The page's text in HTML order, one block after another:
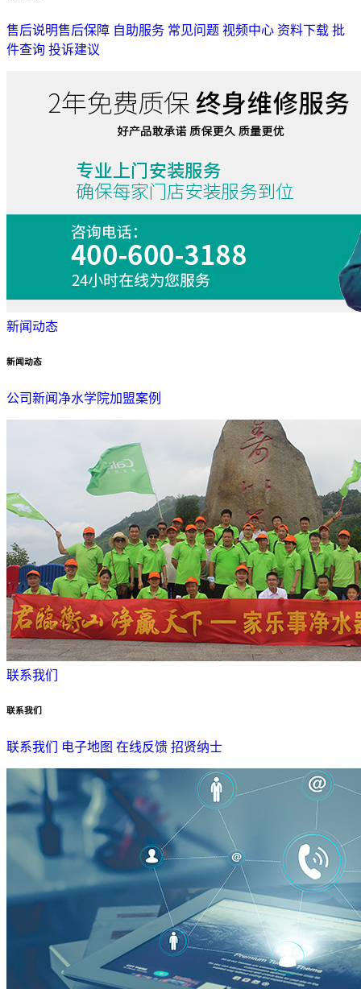
售后说明售后保障 自助服务 常见问题 视频中心 资料下载 批
件查询 投诉建议
新闻动态
新闻动态
公司新闻 净水学院加盟案例
联系我们
联系我们
联系我们 电子地图 在线反馈 招贤纳士